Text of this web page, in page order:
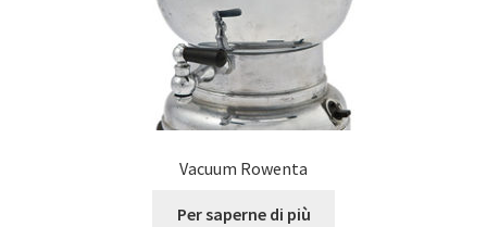
Vacuum Rowenta
Per saperne di più